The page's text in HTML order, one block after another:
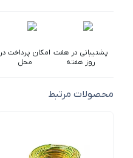
پشتیبانی در هفت
روز هفته
امکان پرداخت در
محل
محصولات مرتبط